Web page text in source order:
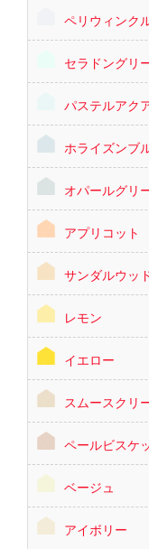
ペリウィンク
セラドングリ
パステルアク
ホライズンブ
オパールグリ
アプリコット
サンダルウッ
レモン
イエロー
スムースクリ
ペールビスケ
ベージュ
アイボリー